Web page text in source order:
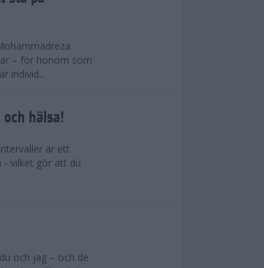
– för honom som
individ...
hälsa!
är ett
vilket gör att du
och jag – och de